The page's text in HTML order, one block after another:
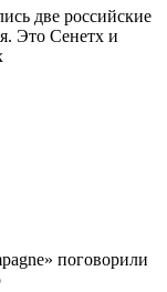
две российские
Это Сенетх и
поговорили